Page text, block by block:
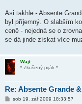
Asi takhle - Absente
byl příjemný. O slabším
ceně - nejedná se o
se dá jinde získat více
Wajt
* Zkušený piják *
Re: Absente Grande
Psob 19. zář 2009 18:33:57